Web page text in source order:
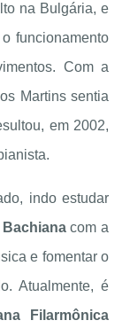
na Bulgária, e
funcionamento
Com a
Martins sentia
em 2002,
indo estudar
com a
e fomentar o
Atualmente, é
Filarmônica